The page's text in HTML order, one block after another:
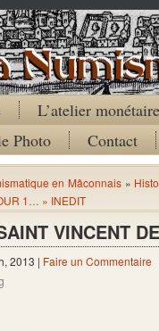
L’atelier
Photo
Contact
en Mâconnais»
1… » INEDIT
VINCENT
2013 | Faire un Commentaire